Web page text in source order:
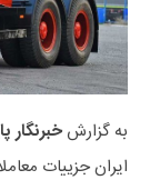
به گزارشخبرنگار
ایران جزییات